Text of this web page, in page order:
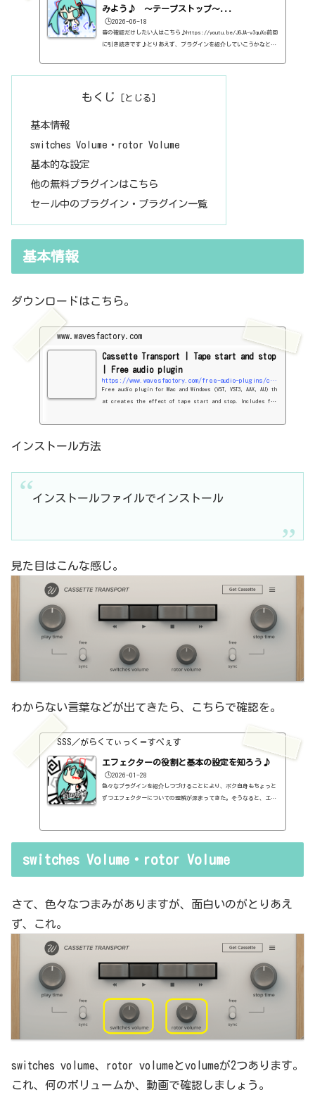
みよう♪ 〜テープストップ〜...
🕒️2026-06-18
音の確認だけしたい人はこちら♪https://youtu.be/J6JA-v3quXo前回
に引き続きです♪とりあえず、プラグインを紹介していこうかなと、
st/tapestop/インストール方法dllファイルをフォルダごと C > Pro
gramFiles > Vstplugins 内に保存見た目はこんな感じ。わからない
もくじ
基本情報
switches Volume・rotor Volume
基本的な設定
他の無料プラグインはこちら
セール中のプラグイン・プラグイン一覧
基本情報
ダウンロードはこちら。
www.wavesfactory.com
Cassette Transport | Tape start and stop
| Free audio plugin
https://www.wavesfactory.com/free-audio-plugins/cassette-transport/
Free audio plugin for Mac and Windows (VST, VST3, AAX, AU) th
at creates the effect of tape start and stop. Includes fas
te deck.
インストール方法
インストールファイルでインストール
見た目はこんな感じ。
わからない言葉などが出てきたら、こちらで確認を。
SSS／がらくてぃっく＝すぺぇす
エフェクターの役割と基本の設定を知ろう♪
🕒️2026-01-28
色々なプラグインを紹介しつづけることにより、ボク自身もちょっと
ずつエフェクターについての理解が深まってきた。そうなると、エフ
で基本的なつまみに関する説明を毎回書くのも、それはそれで面倒く
switches Volume・rotor Volume
さて、色々なつまみがありますが、面白いのがとりあえ
ず、これ。
switches volume、rotor volumeとvolumeが2つあります。
これ、何のボリュームか、動画で確認しましょう。